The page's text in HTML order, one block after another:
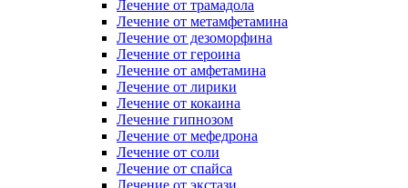
Лечение от трамадола
Лечение от метамфетамина
Лечение от дезоморфина
Лечение от героина
Лечение от амфетамина
Лечение от лирики
Лечение от кокаина
Лечение гипнозом
Лечение от мефедрона
Лечение от соли
Лечение от спайса
Лечение от экстази